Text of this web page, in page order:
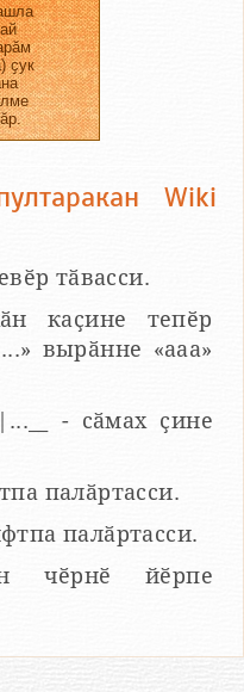
ҫук
Wiki
тӑвасси.
каҫине тепӗр
вырӑнне «ааа»
- сӑмах ҫине
палӑртасси.
палӑртасси.
чӗрнӗ йӗрпе